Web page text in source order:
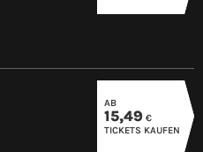
AB
15,49 €
TICKETS KAUFEN